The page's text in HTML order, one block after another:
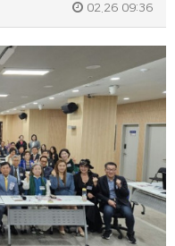
02.26 09:36